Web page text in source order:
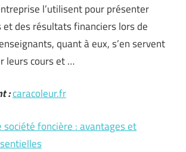
l’utilisent pour présenter
des résultats financiers lors de
quant à eux, s’en servent
leurs cours et …
:caracoleur.fr
société foncière : avantages et